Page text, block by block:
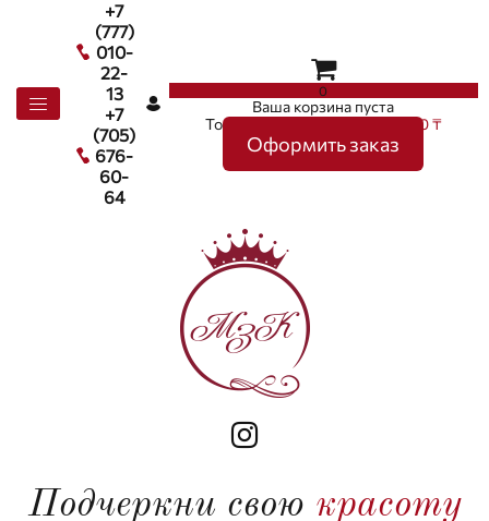
+7
(777)
010-
22-
13
+7
(705)
676-
60-
64
0
Ваша корзина пуста
Товаров в корзине
на сумму0 ₸
Оформить заказ
Подчеркни свою красоту